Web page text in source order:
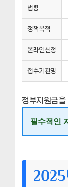
법령
정책목적
온라인신청
접수기관명
정부지원금을
필수적인